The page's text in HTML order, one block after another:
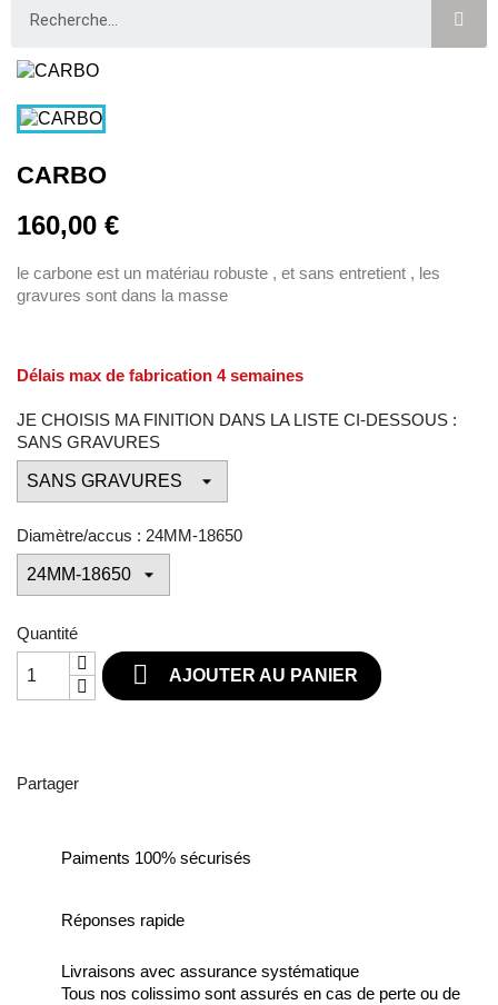
CARBO
160,00 €
le carbone est un matériau robuste , et sans entretient , les
gravures sont dans la masse
Délais max de fabrication 4 semaines
JE CHOISIS MA FINITION DANS LA LISTE CI-DESSOUS :
SANS GRAVURES
Diamètre/accus : 24MM-18650
Quantité
 AJOUTER AU PANIER
Partager
Paiments 100% sécurisés
Réponses rapide
Livraisons avec assurance systématique
Tous nos colissimo sont assurés en cas de perte ou de